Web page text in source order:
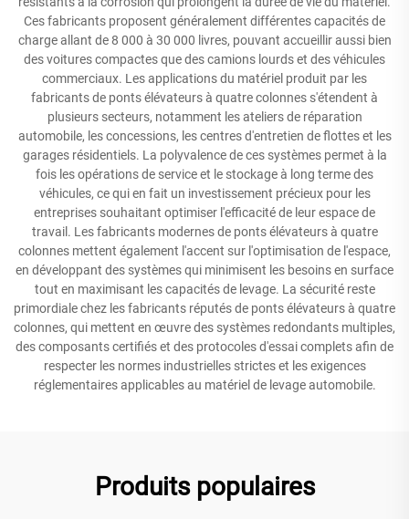
Ces fabricants proposent généralement différentes capacités de
charge allant de 8 000 à 30 000 livres, pouvant accueillir aussi bien
des voitures compactes que des camions lourds et des véhicules
commerciaux. Les applications du matériel produit par les
fabricants de ponts élévateurs à quatre colonnes s'étendent à
plusieurs secteurs, notamment les ateliers de réparation
automobile, les concessions, les centres d'entretien de flottes et les
garages résidentiels. La polyvalence de ces systèmes permet à la
fois les opérations de service et le stockage à long terme des
véhicules, ce qui en fait un investissement précieux pour les
entreprises souhaitant optimiser l'efficacité de leur espace de
travail. Les fabricants modernes de ponts élévateurs à quatre
colonnes mettent également l'accent sur l'optimisation de l'espace,
en développant des systèmes qui minimisent les besoins en surface
tout en maximisant les capacités de levage. La sécurité reste
primordiale chez les fabricants réputés de ponts élévateurs à quatre
colonnes, qui mettent en œuvre des systèmes redondants multiples,
des composants certifiés et des protocoles d'essai complets afin de
respecter les normes industrielles strictes et les exigences
réglementaires applicables au matériel de levage automobile.
Produits populaires